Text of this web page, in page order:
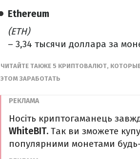
Ethereum
(ETH)
– 3,34 тысячи доллара за
ЧИТАЙТЕ ТАКЖЕ 5 КРИПТОВАЛЮТ,
ЭТОМ ЗАРАБОТАТЬ
Носіть криптогаманець
WhiteBIT. Так ви зможете
популярними монетами